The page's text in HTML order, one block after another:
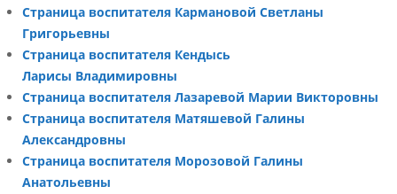
Страница воспитателя Кармановой Светланы
Григорьевны
Страница воспитателя Кендысь
Ларисы Владимировны
Страница воспитателя Лазаревой Марии Викторовны
Страница воспитателя Матяшевой Галины
Александровны
Страница воспитателя Морозовой Галины
Анатольевны